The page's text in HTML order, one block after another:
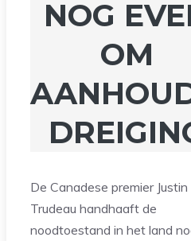
NOG
OM
De Canadese premier Justin
Trudeau handhaaft de
noodtoestand in het land